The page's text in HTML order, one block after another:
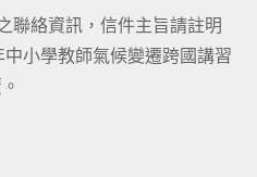
聯絡資訊，信件主旨請註明
小學教師氣候變遷跨國講習